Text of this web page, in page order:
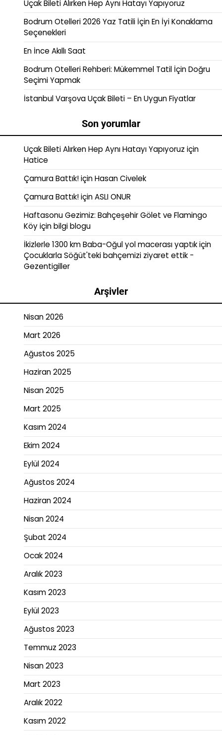
Uçak Bileti Alırken Hep Aynı Hatayı Yapıyoruz
Bodrum Otelleri 2026 Yaz Tatili İçin En İyi Konaklama
Seçenekleri
En İnce Akıllı Saat
Bodrum Otelleri Rehberi: Mükemmel Tatil İçin Doğru
Seçimi Yapmak
İstanbul Varşova Uçak Bileti – En Uygun Fiyatlar
Son yorumlar
Uçak Bileti Alırken Hep Aynı Hatayı Yapıyoruz için
Hatice
Çamura Battık!içinHasan Civelek
Çamura Battık!içinASLI ONUR
Haftasonu Gezimiz: Bahçeşehir Gölet ve Flamingo
Köyiçinbilgi blogu
İkizlerle 1300 km Baba-Oğul yol macerası yaptıkiçin
Çocuklarla Söğüt'teki bahçemizi ziyaret ettik -
Gezentigiller
Arşivler
Nisan 2026
Mart 2026
Ağustos 2025
Haziran 2025
Nisan 2025
Mart 2025
Kasım 2024
Ekim 2024
Eylül 2024
Ağustos 2024
Haziran 2024
Nisan 2024
Şubat 2024
Ocak 2024
Aralık 2023
Kasım 2023
Eylül 2023
Ağustos 2023
Temmuz 2023
Nisan 2023
Mart 2023
Aralık 2022
Kasım 2022